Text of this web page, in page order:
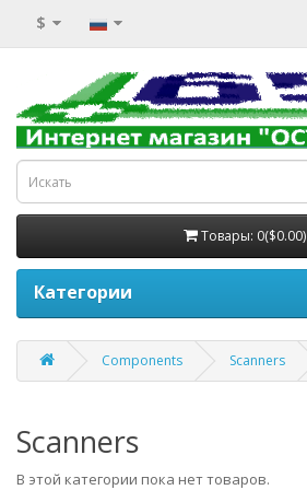
$
Товары: 0($0.00)
Категории
Components Scanners
Scanners
В этой категории пока нет товаров.